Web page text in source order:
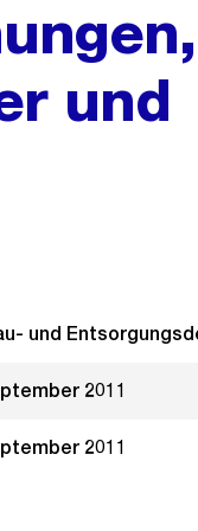
und
und
2011
2011